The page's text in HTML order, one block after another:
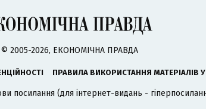
© 2005-2026, ЕКОНОМІЧНА ПРАВДА
ПРАВИЛА ВИКОРИСТАННЯ МАТЕРІАЛІВ
посилання (для інтернет-видань -